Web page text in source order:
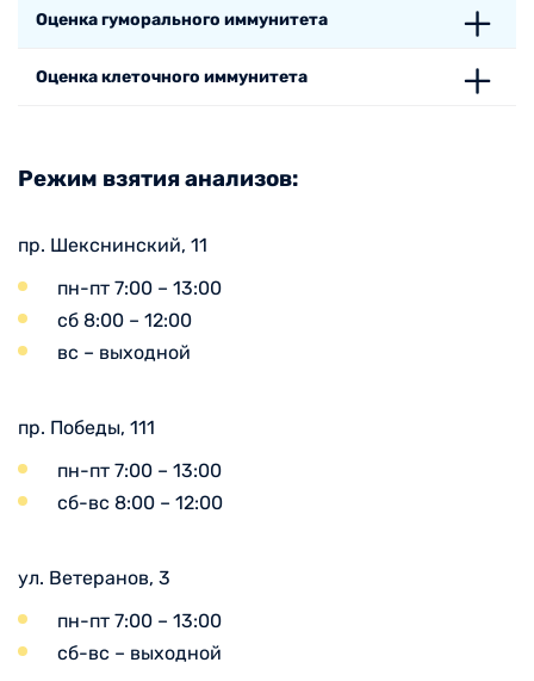
Оценка гуморального иммунитета
Оценка клеточного иммунитета
Режим взятия анализов:
пр. Шекснинский, 11
пн-пт 7:00 – 13:00
сб 8:00 – 12:00
вс – выходной
пр. Победы, 111
пн-пт 7:00 – 13:00
сб-вс 8:00 – 12:00
ул. Ветеранов, 3
пн-пт 7:00 – 13:00
сб-вс – выходной